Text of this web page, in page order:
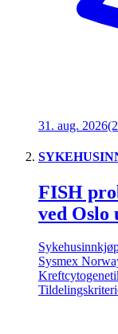
31. aug. 2026
FISH
ved Oslo
Sysmex